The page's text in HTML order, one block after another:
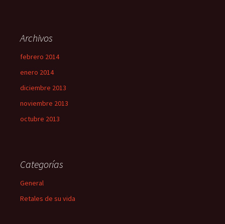
Archivos
febrero 2014
enero 2014
diciembre 2013
noviembre 2013
octubre 2013
Categorías
General
Retales de su vida